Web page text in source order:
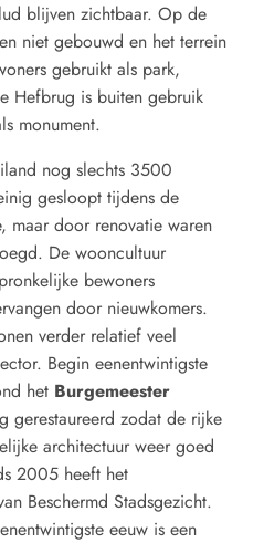
blijven zichtbaar. Op de
niet gebouwd en het terrein
gebruikt als park,
Hefbrug is buiten gebruik
monument.
nog slechts 3500
gesloopt tijdens de
maar door renovatie waren
De wooncultuur
bewoners
door nieuwkomers.
verder relatief veel
Begin eenentwintigste
het Burgemeester
gerestaureerd zodat de rijke
architectuur weer goed
2005 heeft het
Beschermd Stadsgezicht.
eeuw is een